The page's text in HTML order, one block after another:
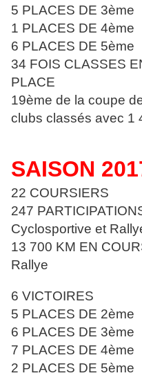
5 PLACES DE 3ème
1 PLACES DE 4ème
6 PLACES DE 5ème
34 FOIS CLASSES
PLACE
19ème de la coupe
clubs classés avec 1
SAISON
22 COURSIERS
247
Cyclosportive et
13 700 KM EN
Rallye
6 VICTOIRES
5 PLACES DE 2ème
6 PLACES DE 3ème
7 PLACES DE 4ème
2 PLACES DE 5ème